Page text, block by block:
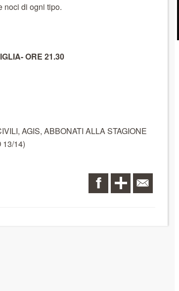
noci di ogni tipo.
ORE 21.30
AGIS, ABBONATI ALLA STAGIONE
13/14)